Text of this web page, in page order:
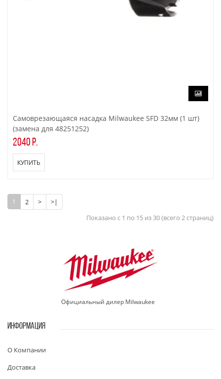
Самоврезающаяся насадка Milwaukee SFD 32мм (1 шт)
(замена для 48251252)
2040 р.
КУПИТЬ
1 2 >
>|
Показано с 1 по 15 из 30 (всего 2 страниц)
Официальный дилер Milwaukee
ИНФОРМАЦИЯ
О Компании
Доставка